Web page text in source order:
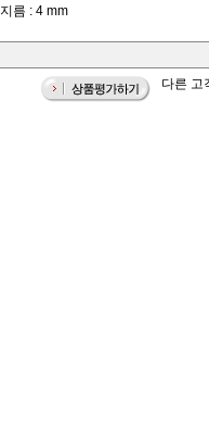
지름 : 4 mm
다른 고